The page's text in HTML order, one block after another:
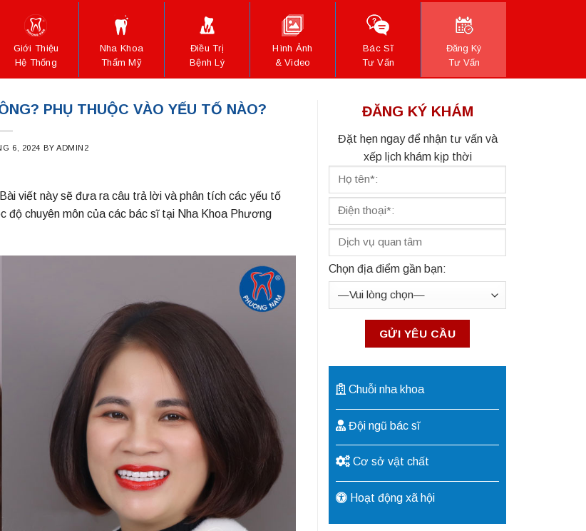
Giới Thiệu
Hệ Thống
Nha Khoa
Thẩm Mỹ
Điều Trị
Bệnh Lý
Hình Ảnh
& Video
Bác Sĩ
Tư Vấn
Đăng Ký
Tư Vấn
PHỤ THUỘC VÀO YẾU TỐ NÀO?
6, 2024 BYADMIN2
viết này sẽ đưa ra câu trả lời và phân tích các yếu tố
độ chuyên môn của các bác sĩ tại Nha Khoa Phương
ĐĂNG KÝ KHÁM
Đặt hẹn ngay để nhận tư vấn và
xếp lịch khám kịp thời
Chọn địa điểm gần bạn:
Chuỗi nha khoa
Đội ngũ bác sĩ
Cơ sở vật chất
Hoạt động xã hội